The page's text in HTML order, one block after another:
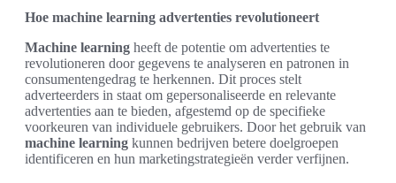
Hoe machine learning advertenties revolutioneert
Machine learning heeft de potentie om advertenties te
revolutioneren door gegevens te analyseren en patronen in
consumentengedrag te herkennen. Dit proces stelt
adverteerders in staat om gepersonaliseerde en relevante
advertenties aan te bieden, afgestemd op de specifieke
voorkeuren van individuele gebruikers. Door het gebruik van
machine learning kunnen bedrijven betere doelgroepen
identificeren en hun marketingstrategieën verder verfijnen.